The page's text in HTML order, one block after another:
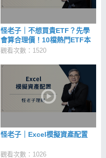
怪老子｜不想買貴ETF？先學
會算合理價！10檔熱門ETF本
益比，0050、0056、00878、
00891、00692、00850、
觀看次數：1520
怪老子｜Excel模擬資產配置
觀看次數：1026